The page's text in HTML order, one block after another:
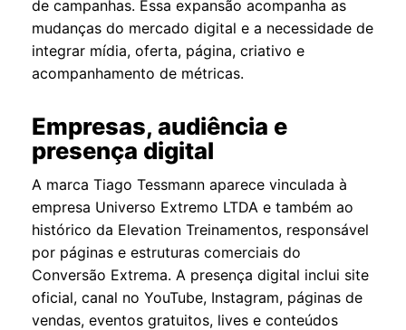
de campanhas. Essa expansão acompanha as
mudanças do mercado digital e a necessidade de
integrar mídia, oferta, página, criativo e
acompanhamento de métricas.
Empresas, audiência e
presença digital
A marca Tiago Tessmann aparece vinculada à
empresa Universo Extremo LTDA e também ao
histórico da Elevation Treinamentos, responsável
por páginas e estruturas comerciais do
Conversão Extrema. A presença digital inclui site
oficial, canal no YouTube, Instagram, páginas de
vendas, eventos gratuitos, lives e conteúdos